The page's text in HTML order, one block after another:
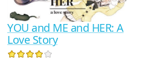
YOU and ME and HER: A
Love Story